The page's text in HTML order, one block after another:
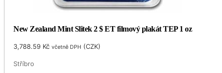
New Zealand Mint Slitek 2 $ ET filmový plakát TEP 1 oz
3,788.59 Kč včetně DPH (CZK)
Stříbro